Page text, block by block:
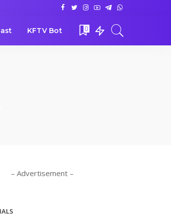
KFTV Bot 0
– Advertisement –